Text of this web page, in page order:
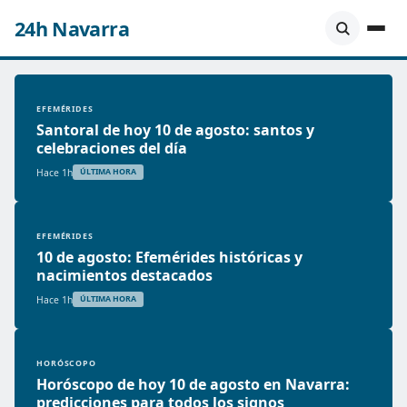
24h Navarra
EFEMÉRIDES
Santoral de hoy 10 de agosto: santos y
celebraciones del día
Hace 1h ÚLTIMA HORA
EFEMÉRIDES
10 de agosto: Efemérides históricas y
nacimientos destacados
Hace 1h ÚLTIMA HORA
HORÓSCOPO
Horóscopo de hoy 10 de agosto en Navarra:
predicciones para todos los signos